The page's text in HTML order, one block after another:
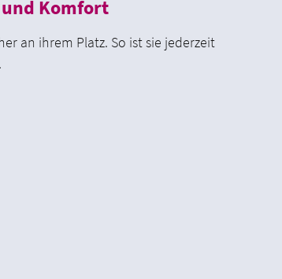
Komfort
an ihrem Platz. So ist sie jederzeit